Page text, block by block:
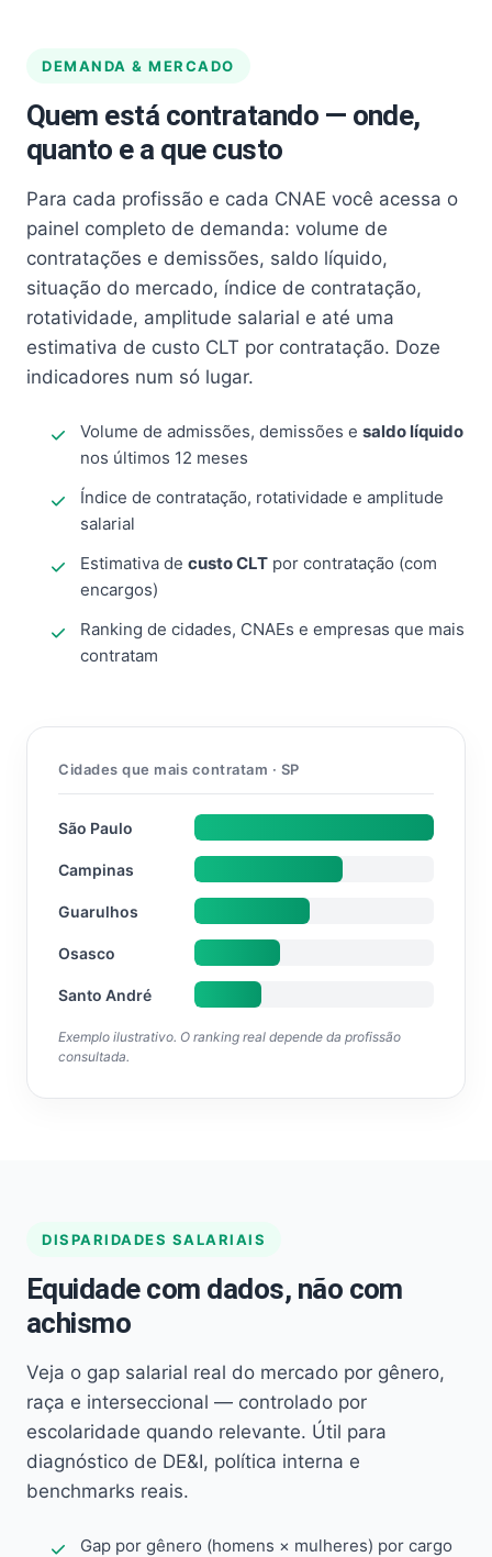
DEMANDA & MERCADO
Quem está contratando — onde,
quanto e a que custo
Para cada profissão e cada CNAE você acessa o
painel completo de demanda: volume de
contratações e demissões, saldo líquido,
situação do mercado, índice de contratação,
rotatividade, amplitude salarial e até uma
estimativa de custo CLT por contratação. Doze
indicadores num só lugar.
Volume de admissões, demissões e saldo líquido
nos últimos 12 meses
Índice de contratação, rotatividade e amplitude
salarial
Estimativa de custo CLT por contratação (com
encargos)
Ranking de cidades, CNAEs e empresas que mais
contratam
Cidades que mais contratam · SP
São Paulo
Campinas
Guarulhos
Osasco
Santo André
Exemplo ilustrativo. O ranking real depende da profissão
consultada.
DISPARIDADES SALARIAIS
Equidade com dados, não com
achismo
Veja o gap salarial real do mercado por gênero,
raça e interseccional — controlado por
escolaridade quando relevante. Útil para
diagnóstico de DE&I, política interna e
benchmarks reais.
Gap por gênero (homens × mulheres) por cargo